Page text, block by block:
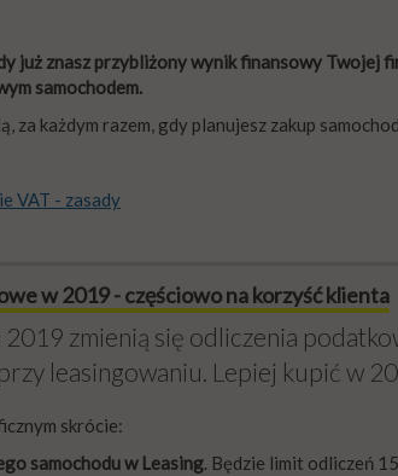
już znasz przybliżony wynik finansowy Twojej
samochodem.
za każdym razem, gdy planujesz zakup
VAT - zasady
w 2019 - częściowo na korzyść klienta
2019 zmienią się odliczenia
leasingowaniu. Lepiej kupić w
skrócie:
samochodu w Leasing. Będzie limit odliczeń